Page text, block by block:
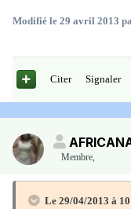
Modifié le 29 avril 2013
Citer Signaler
Membre
Le 29/04/2013 à